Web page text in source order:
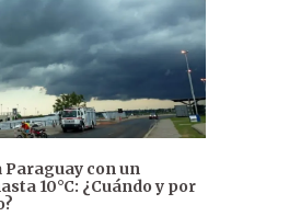
Paraguay con un
10°C: ¿Cuándo y por